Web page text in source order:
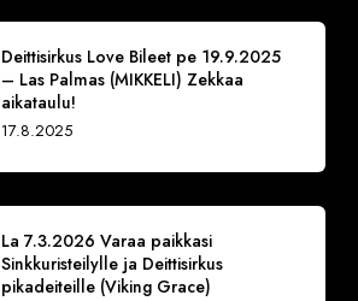
Deittisirkus Love Bileet pe 19.9.2025
– Las Palmas (MIKKELI) Zekkaa
aikataulu!
17.8.2025
La 7.3.2026 Varaa paikkasi
Sinkkuristeilylle ja Deittisirkus
pikadeiteille (Viking Grace)